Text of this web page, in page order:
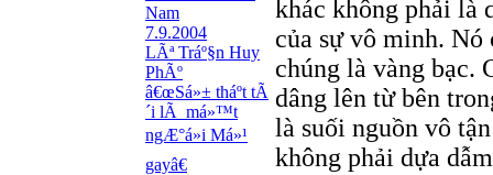
Nam
7.9.2004
LÃª Tráº§n Huy
PhÃº
â€œSá»± tháº­t tÃ
´i lÃ má»™t
ngÆ°á»i Má»¹
gayâ€
khác không phải là
của sự vô minh.
chúng là vàng bạc.
dâng lên từ bên
là suối nguồn vô
không phải dựa